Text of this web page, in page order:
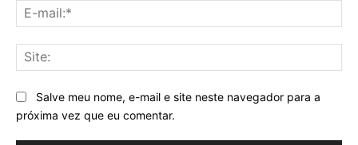
Salve meu nome, e-mail e site neste navegador para a
próxima vez que eu comentar.